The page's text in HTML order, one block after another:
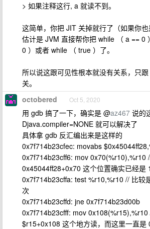
> 如果注释这行, a 就读不到。
这简单，你把 JIT 关掉就行了（如果你也
估计是 JVM 直接帮你把 while （ a == 0
0 ）或者 while （ true ）了。
所以说这跟可见性根本就没有关系，只
关。
octobered Oct 5, 2020
用 gdb 搞了一下，确实是 @az467 说的
Djava.compiler=NONE 就可以解决了
具体拿 gdb 反汇编出来是这样的
0x7f714b23cfec: movabs
0x7f714b23cff6: mov 0x70(%r10),%r10
0x45044ff28+0x70 这个位置确实已经是
0x7f714b23cffa: test %r10,%r10 // 比较
次
0x7f714b23cffd: jne 0x7f714b23d00b
0x7f714b23cfff: mov 0x108(%r15),%r10
$r15+0x108 这个地方读，而这里一直是